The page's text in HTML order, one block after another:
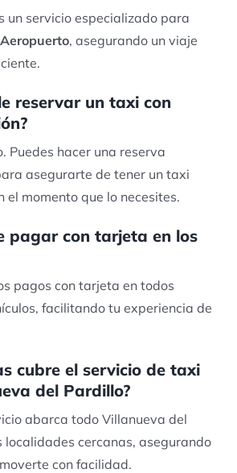
un servicio especializado para
Aeropuerto, asegurando un viaje
reservar un taxi con
Puedes hacer una reserva
asegurarte de tener un taxi
el momento que lo necesites.
pagar con tarjeta en los
pagos con tarjeta en todos
facilitando tu experiencia de
cubre el servicio de taxi
del Pardillo?
abarca todo Villanueva del
localidades cercanas, asegurando
con facilidad.